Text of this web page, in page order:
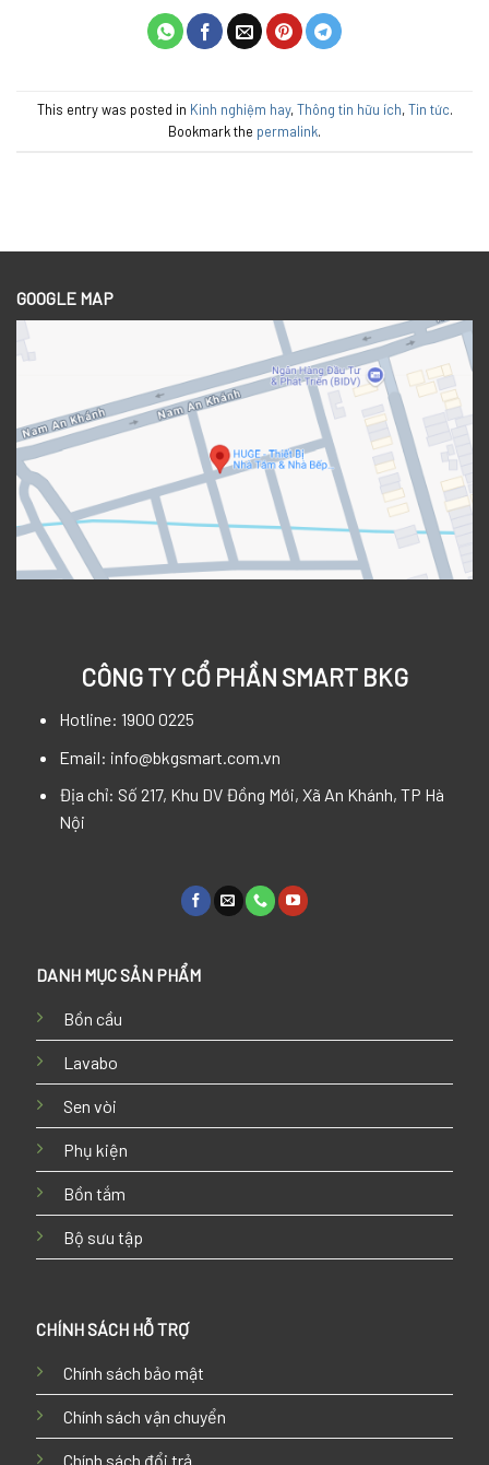
This entry was posted in Kinh nghiệm hay,Thông tin hữu ích,Tin tức.
Bookmark the permalink.
CÔNG TY CỔ PHẦN SMART BKG
Hotline: 1900 0225
Email: info@bkgsmart.com.vn
Địa chỉ: Số 217, Khu DV Đồng Mới, Xã An Khánh, TP Hà
Nội
DANH MỤC SẢN PHẨM
Bồn cầu
Lavabo
Sen vòi
Phụ kiện
Bồn tắm
Bộ sưu tập
CHÍNH SÁCH HỖ TRỢ
Chính sách bảo mật
Chính sách vận chuyển
Chính sách đổi trả
GOOGLE MAP